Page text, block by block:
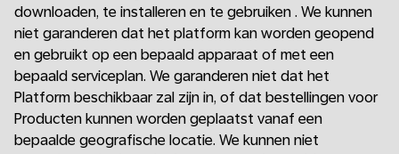
downloaden, te installeren en te gebruiken . We kunnen
niet garanderen dat het platform kan worden geopend
en gebruikt op een bepaald apparaat of met een
bepaald serviceplan. We garanderen niet dat het
Platform beschikbaar zal zijn in, of dat bestellingen voor
Producten kunnen worden geplaatst vanaf een
bepaalde geografische locatie. We kunnen niet